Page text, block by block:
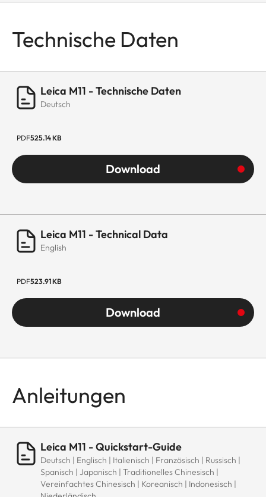
Technische Daten
Leica M11 - Technische Daten
Deutsch
PDF525.14 KB
Download
Leica M11 - Technical Data
English
PDF523.91 KB
Download
Anleitungen
Leica M11 - Quickstart-Guide
Deutsch | Englisch | Italienisch | Französisch | Russisch |
Spanisch | Japanisch | Traditionelles Chinesisch |
Vereinfachtes Chinesisch | Koreanisch | Indonesisch |